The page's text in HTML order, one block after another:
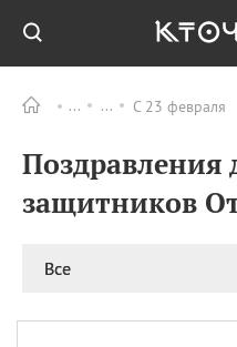
С 23 февраля
Поздравления
защитников
Все